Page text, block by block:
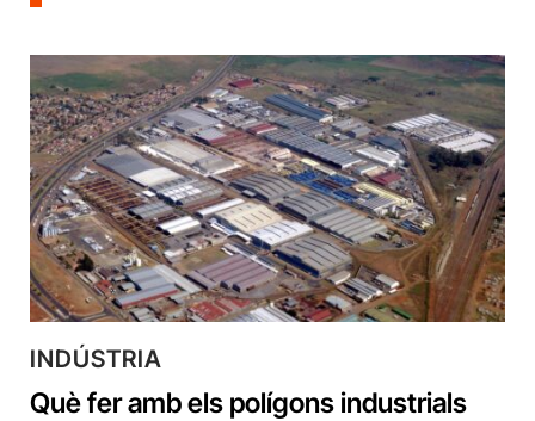
INDÚSTRIA
Què fer amb els polígons industrials